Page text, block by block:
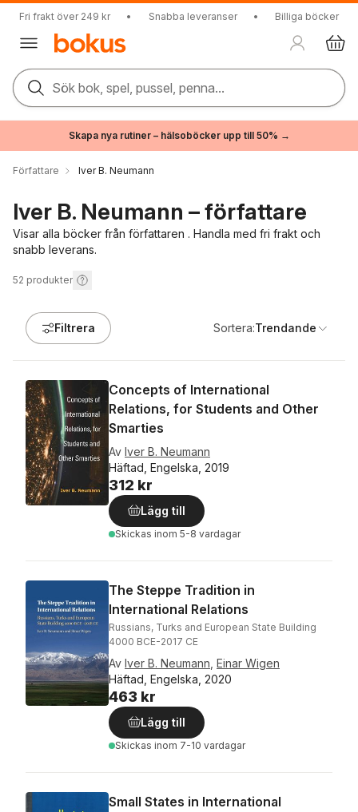
Fri frakt över 249 kr • Snabba leveranser • Billiga böcker
Sök bok, spel, pussel, penna...
Skapa nya rutiner – hälsoböcker upp till 50% →
Författare Iver B. Neumann
Iver B. Neumann – författare
Visar alla böcker från författaren . Handla med fri frakt och
snabb leverans.
52 produkter
Filtrera Sortera:Trendande
Concepts of International
Relations, for Students and Other
Smarties
Av Iver B. Neumann
Häftad, Engelska, 2019
312 kr
Lägg till
Skickas inom 5-8 vardagar
The Steppe Tradition in
International Relations
Russians, Turks and European State Building
4000 BCE-2017 CE
Av Iver B. Neumann Einar Wigen
Häftad, Engelska, 2020
463 kr
Lägg till
Skickas inom 7-10 vardagar
Small States in International